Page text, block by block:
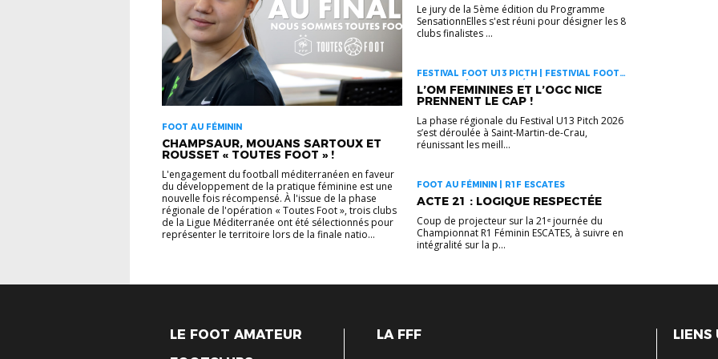
FOOT AU FÉMININ
CHAMPSAUR, MOUANS SARTOUX ET
ROUSSET « TOUTES FOOT » !
L'engagement du football méditerranéen en faveur
du développement de la pratique féminine est une
nouvelle fois récompensé. À l'issue de la phase
régionale de l'opération « Toutes Foot », trois clubs
de la Ligue Méditerranée ont été sélectionnés pour
représenter le territoire lors de la finale natio...
Le jury de la 5ème édition du Programme
SensationnElles s'est réuni pour désigner les 8
clubs finalistes ...
FESTIVAL FOOT U13 PICTH | FESTIVIAL FOOT
U13 PICTH | FOOT AU FÉMININ
L’OM FEMININES ET L’OGC NICE
PRENNENT LE CAP !
La phase régionale du Festival U13 Pitch 2026
s’est déroulée à Saint-Martin-de-Crau,
réunissant les meill...
FOOT AU FÉMININ | R1F ESCATES
ACTE 21 : LOGIQUE RESPECTÉE
Coup de projecteur sur la 21ᵉ journée du
Championnat R1 Féminin ESCATES, à suivre en
intégralité sur la p...
LE FOOT AMATEUR
LA FFF LIENS